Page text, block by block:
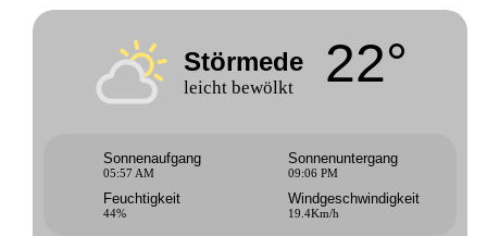
Störmede
leicht bewölkt 22°
Sonnenaufgang
05:57 AM
Sonnenuntergang
09:06 PM
Feuchtigkeit
44%
Windgeschwindigkeit
19.4Km/h